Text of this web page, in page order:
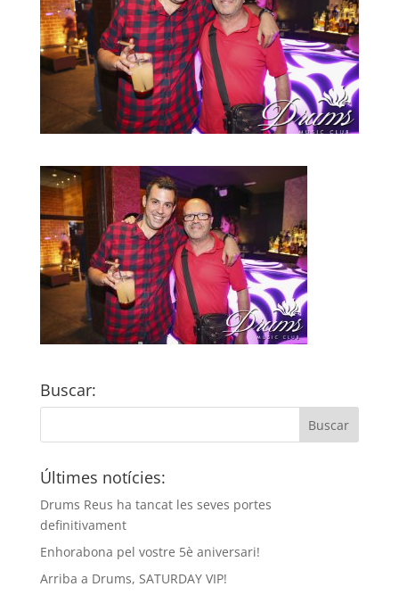
Buscar:
Últimes notícies:
Drums Reus ha tancat les seves portes
definitivament
Enhorabona pel vostre 5è aniversari!
Arriba a Drums, SATURDAY VIP!